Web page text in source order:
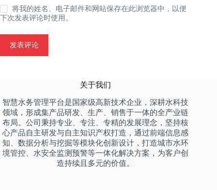
将我的姓名、电子邮件和网站保存在此浏览器中，以便
下次发表评论时使用。
发表评论
关于我们
智慧水务管理平台是国家级高新技术企业，深耕水科技
领域，形成集产品研发、生产、销售于一体的全产业链
布局。公司秉持专业、专注、专精的发展理念，坚持核
心产品自主研发与自主知识产权打造，通过前端信息感
知、数据分析与挖掘等模块化创新设计，打造城市水环
境管控、水安全监测预警等一体化解决方案，为客户创
造持续且多元的价值。